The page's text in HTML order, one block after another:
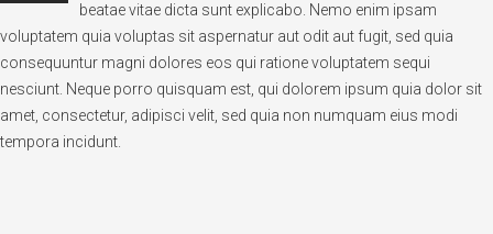
beatae vitae dicta sunt explicabo. Nemo enim ipsam
voluptatem quia voluptas sit aspernatur aut odit aut fugit, sed quia
consequuntur magni dolores eos qui ratione voluptatem sequi
nesciunt. Neque porro quisquam est, qui dolorem ipsum quia dolor sit
amet, consectetur, adipisci velit, sed quia non numquam eius modi
tempora incidunt.